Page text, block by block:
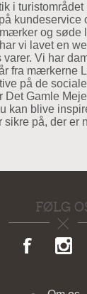
i
kundeservice
og søde
vi lavet en
Vi har
fra mærkerne
på de
Det Gamle
kan blive
sikre på, der er
FØLG